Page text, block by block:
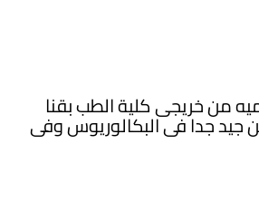
من خريجى كلية الطب بقنا
التقدير العام عن جيد جدا فى البكالوريوس وفى